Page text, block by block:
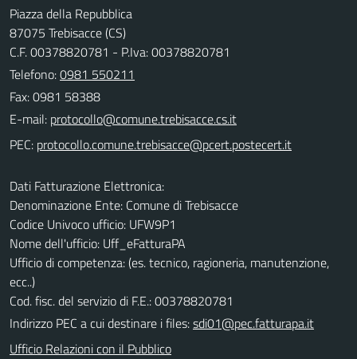
Piazza della Repubblica
87075 Trebisacce (CS)
C.F. 00378820781 - P.Iva: 00378820781
Telefono:0981 550211
Fax: 0981 58388
E-mail:
PEC:
Dati Fatturazione Elettronica:
Denominazione Ente: Comune di Trebisacce
Codice Univoco ufficio: UFW9P1
Nome dell'ufficio: Uff_eFatturaPA
Ufficio di competenza: (es. tecnico, ragioneria, manutenzione,
ecc..)
Cod. fisc. del servizio di F.E.: 00378820781
Indirizzo PEC a cui destinare i files:sdi01@pec.fatturapa.it
Ufficio Relazioni con il Pubblico